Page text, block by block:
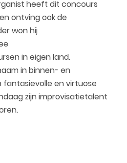
heeft dit concours
ontving ook de
won hij
in eigen land.
in binnen- en
fantasievolle en virtuose
zijn improvisatietalent